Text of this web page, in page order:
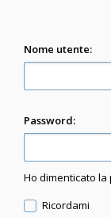
Nome utente:
Password:
Ho dimenticato la
Ricordami